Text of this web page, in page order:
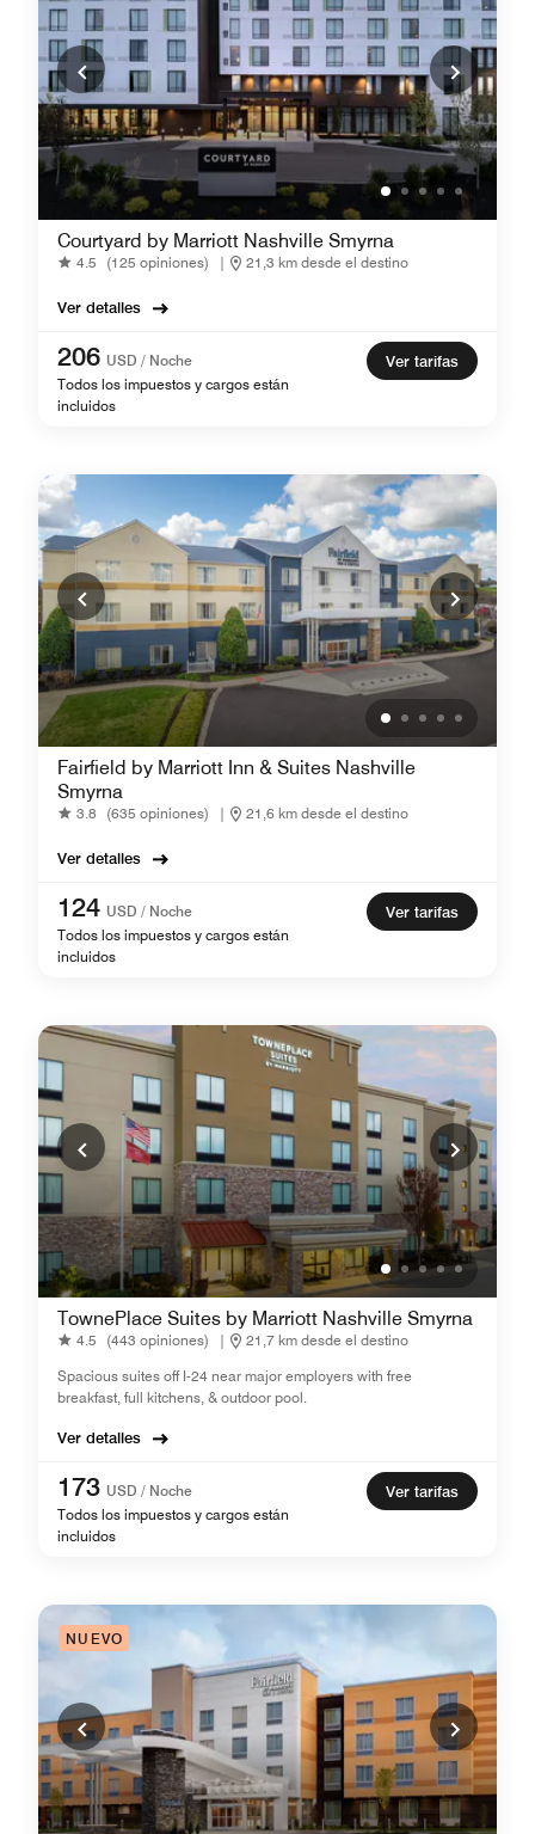
Courtyard by Marriott Nashville Smyrna
4.5 (125 opiniones) | 21,3 km desde el destino
Ver detalles
206 USD / Noche
Todos los impuestos y cargos están
incluidos
Ver tarifas
Fairfield by Marriott Inn & Suites Nashville
Smyrna
3.8 (635 opiniones) | 21,6 km desde el destino
Ver detalles
124 USD / Noche
Todos los impuestos y cargos están
incluidos
Ver tarifas
TownePlace Suites by Marriott Nashville Smyrna
4.5 (443 opiniones) |
21,7 km desde el destino
Spacious suites off I-24 near major employers with free
breakfast, full kitchens, & outdoor pool.
Ver detalles
173 USD / Noche
Todos los impuestos y cargos están
incluidos
Ver tarifas
NUEVO